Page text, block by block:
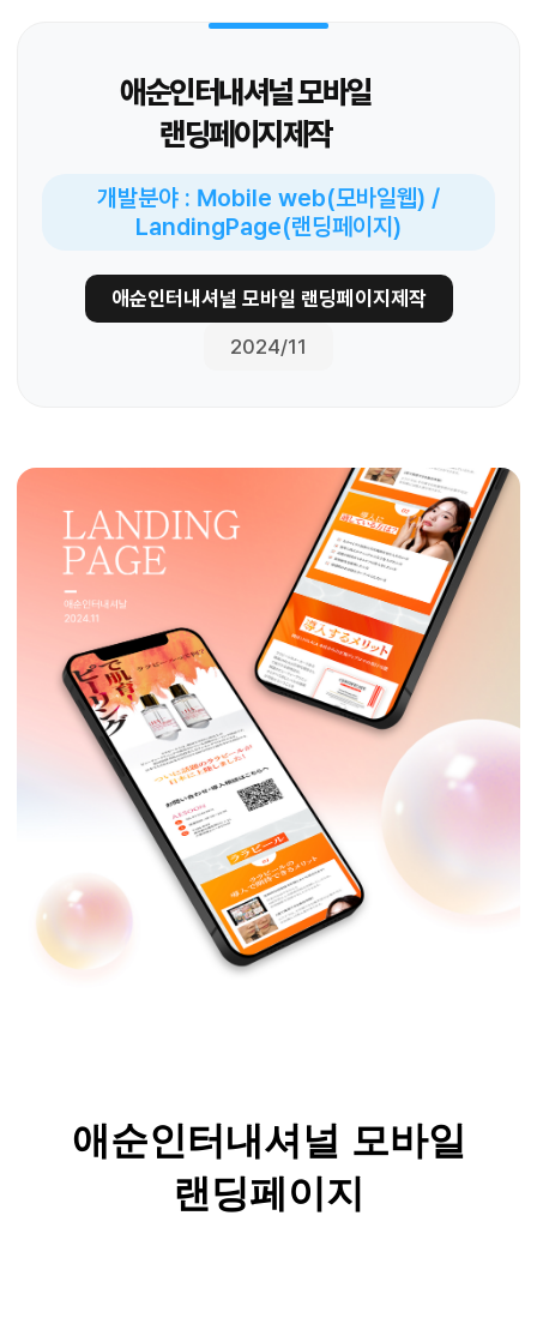
애순인터내셔널 모바일
랜딩페이지제작
개발분야 : Mobile web(모바일웹) /
LandingPage(랜딩페이지)
애순인터내셔널 모바일 랜딩페이지제작
2024/11
애순인터내셔널 모바일
랜딩페이지